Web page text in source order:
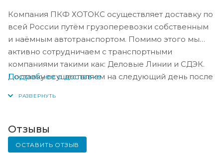
Компания ПКФ ХОТОКС осуществляет доставку по
всей России путём грузоперевозки собственным
и наёмным автотранспортом. Помимо этого мы
активно сотрудничаем с транспортными
компаниями такими как: Деловые Линии и СДЭК.
Доставку осуществляем на следующий день после
Подробнее о доставке
Отзывы
ОСТАВИТЬ ОТЗЫВ